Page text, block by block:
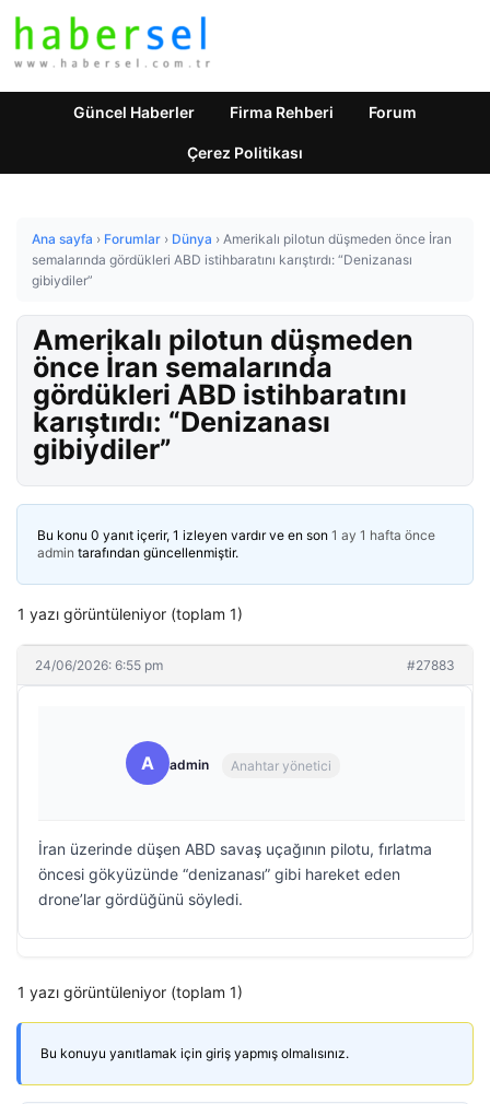
Güncel Haberler Firma Rehberi Forum
Çerez Politikası
Ana sayfa › Forumlar › Dünya › Amerikalı pilotun düşmeden önce İran
semalarında gördükleri ABD istihbaratını karıştırdı: “Denizanası
gibiydiler”
Amerikalı pilotun düşmeden
önce İran semalarında
gördükleri ABD istihbaratını
karıştırdı: “Denizanası
gibiydiler”
Bu konu 0 yanıt içerir, 1 izleyen vardır ve en son 1 ay 1 hafta önce
admin tarafından güncellenmiştir.
1 yazı görüntüleniyor (toplam 1)
24/06/2026: 6:55 pm #27883
A admin Anahtar yönetici
İran üzerinde düşen ABD savaş uçağının pilotu, fırlatma
öncesi gökyüzünde “denizanası” gibi hareket eden
drone’lar gördüğünü söyledi.
1 yazı görüntüleniyor (toplam 1)
Bu konuyu yanıtlamak için giriş yapmış olmalısınız.